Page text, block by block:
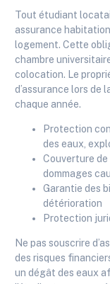
Tout étudiant
assurance
logement. Cette
chambre
colocation. Le
d’assurance lors de
chaque année.
Protection
des eaux,
Couverture
dommages
Garantie des
détérioration
Protection
Ne pas souscrire
des risques
un dégât des eaux